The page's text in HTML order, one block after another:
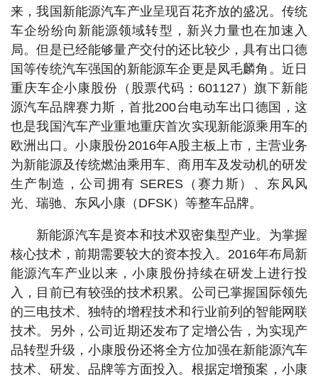
来，我国新能源汽车产业呈现百花齐放的盛况。传统
车企纷纷向新能源领域转型，新兴力量也在加速入
局。但是已经能够量产交付的还比较少，具有出口德
国等传统汽车强国的新能源车企更是凤毛麟角。近日
重庆车企小康股份（股票代码：601127）旗下新能
源汽车品牌赛力斯，首批200台电动车出口德国，这
也是我国汽车产业重地重庆首次实现新能源乘用车的
欧洲出口。小康股份2016年A股主板上市，主营业务
为新能源及传统燃油乘用车、商用车及发动机的研发
生产制造，公司拥有 SERES（赛力斯）、东风风
光、瑞驰、东风小康（DFSK）等整车品牌。
新能源汽车是资本和技术双密集型产业。为掌握
核心技术，前期需要较大的资本投入。2016年布局新
能源汽车产业以来，小康股份持续在研发上进行投
入，目前已有较强的技术积累。公司已掌握国际领先
的三电技术、独特的增程技术和行业前列的智能网联
技术。另外，公司近期还发布了定增公告，为实现产
品转型升级，小康股份还将全方位加强在新能源汽车
技术、研发、品牌等方面投入。根据定增预案，小康